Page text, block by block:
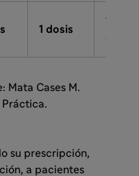
1 dosis
1-2
dosis
Mata Cases M.
Práctica.
su prescripción,
a pacientes